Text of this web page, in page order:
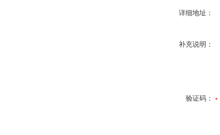
详细地址：
补充说明：
验证码：